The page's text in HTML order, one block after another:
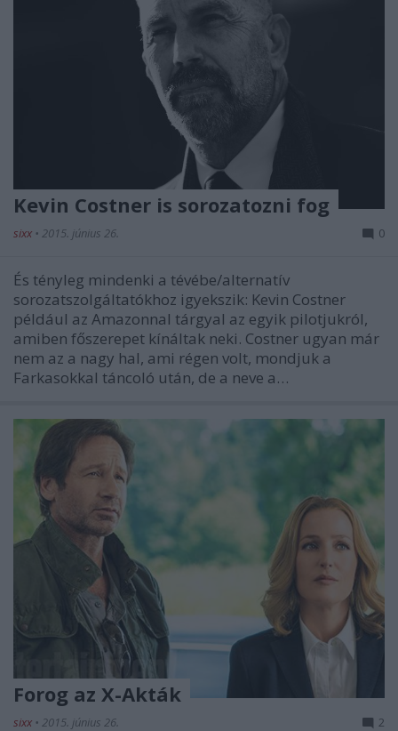
Kevin Costner is sorozatozni fog
sixx • 2015. június 26. 0
És tényleg mindenki a tévébe/alternatív
sorozatszolgáltatókhoz igyekszik: Kevin Costner
például az Amazonnal tárgyal az egyik pilotjukról,
amiben főszerepet kínáltak neki. Costner ugyan már
nem az a nagy hal, ami régen volt, mondjuk a
Farkasokkal táncoló után, de a neve a…
Forog az X-Akták
sixx • 2015. június 26. 2